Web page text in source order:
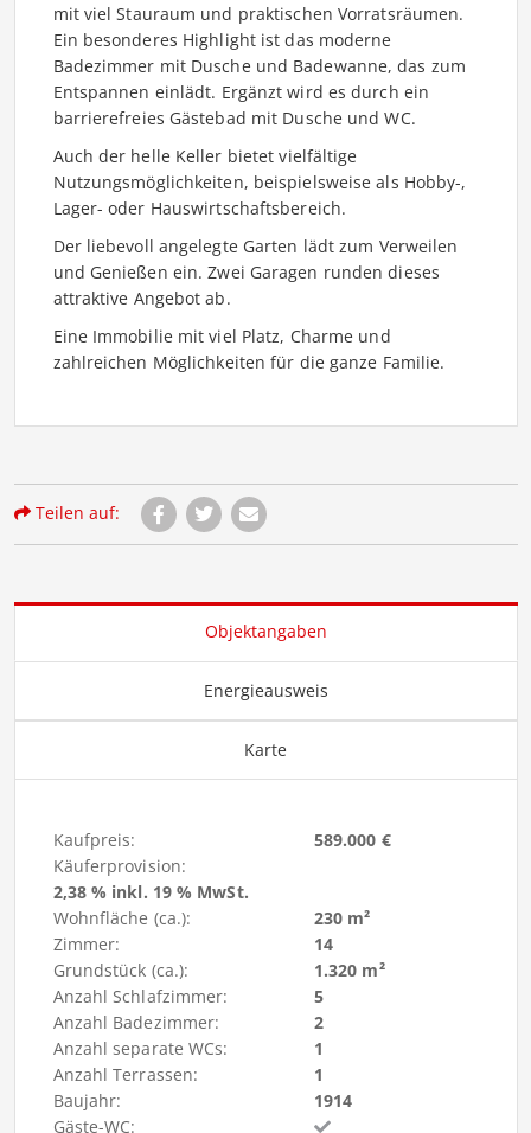
mit viel Stauraum und praktischen Vorratsräumen.
Ein besonderes Highlight ist das moderne
Badezimmer mit Dusche und Badewanne, das zum
Entspannen einlädt. Ergänzt wird es durch ein
barrierefreies Gästebad mit Dusche und WC.
Auch der helle Keller bietet vielfältige
Nutzungsmöglichkeiten, beispielsweise als Hobby-,
Lager- oder Hauswirtschaftsbereich.
Der liebevoll angelegte Garten lädt zum Verweilen
und Genießen ein. Zwei Garagen runden dieses
attraktive Angebot ab.
Eine Immobilie mit viel Platz, Charme und
zahlreichen Möglichkeiten für die ganze Familie.
Teilen auf:
Objektangaben
Energieausweis
Karte
Kaufpreis:
589.000 €
Käuferprovision:
2,38 % inkl. 19 % MwSt.
Wohnfläche (ca.):
230 m²
Zimmer:
14
Grundstück (ca.):
1.320 m²
Anzahl Schlafzimmer:
5
Anzahl Badezimmer:
2
Anzahl separate WCs:
1
Anzahl Terrassen:
1
Baujahr:
1914
Gäste-WC: